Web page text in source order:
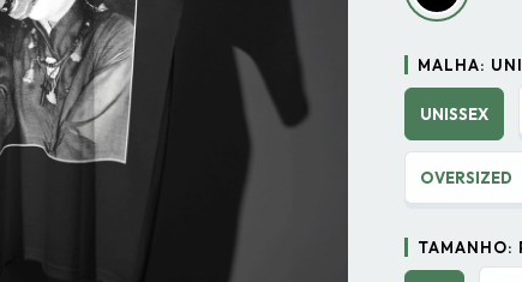
MALHA:
UNISSEX
OVERSIZED
TAMANHO: